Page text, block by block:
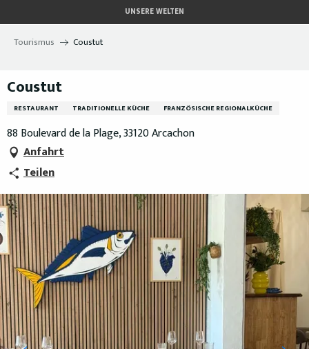
au
contenu
UNSERE WELTEN
Tourismus Coustut
Coustut
RESTAURANT TRADITIONELLE KÜCHE FRANZÖSISCHE REGIONALKÜCHE
88 Boulevard de la Plage, 33120 Arcachon
Anfahrt
Teilen